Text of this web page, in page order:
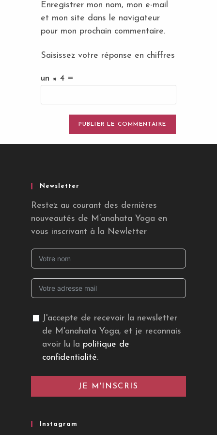
site
Enregistrer mon nom, mon e-mail
et mon site dans le navigateur
pour mon prochain commentaire.
Saisissez votre réponse en chiffres
un × 4 =
Newsletter
Restez au courant des dernières
nouveautés de M’anahata Yoga en
vous inscrivant à la Newletter
J'accepte de recevoir la newsletter
de M'anahata Yoga, et je reconnais
avoir lu la politique de
confidentialité.
JE M'INSCRIS
Instagram